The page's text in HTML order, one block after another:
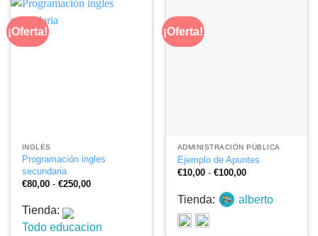
¡Oferta!
INGLÉS
Programación ingles
secundaria
€80,00 - €250,00Rango
hasta
Tienda:
Todo educacion
¡Oferta!
ADMINISTRACIÓN PÚBLICA
Ejemplo de Apuntes
€10,00 - €100,00Rango
desde
Tienda: alberto